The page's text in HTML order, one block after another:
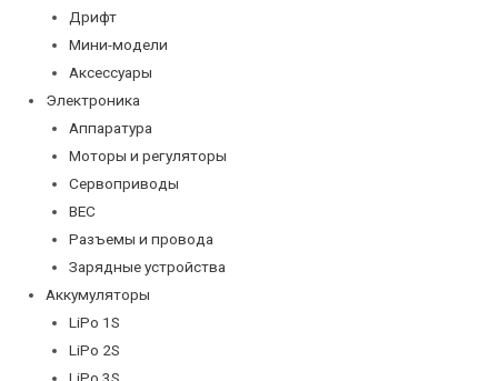
Дрифт
Мини-модели
Аксессуары
Электроника
Аппаратура
Моторы и регуляторы
Сервоприводы
BEC
Разъемы и провода
Зарядные устройства
Аккумуляторы
LiPo 1S
LiPo 2S